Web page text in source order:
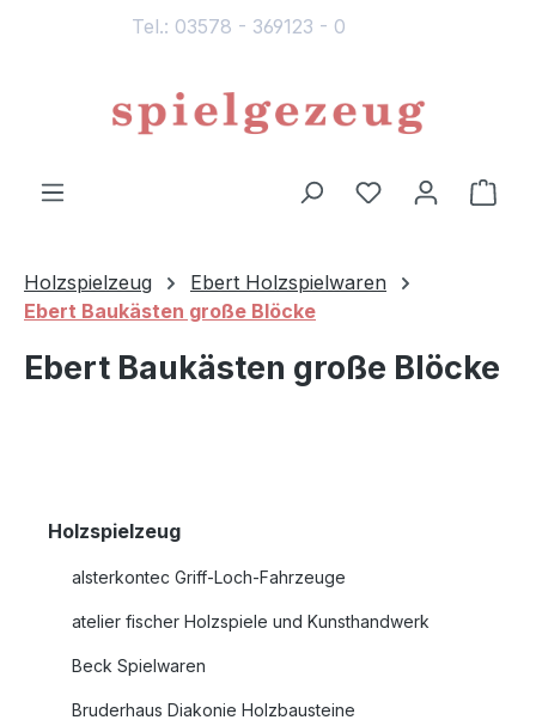
Tel.: 03578 - 369123 - 0
Du hast 0
Holzspielzeug
Ebert Holzspielwaren
Ebert Baukästen große Blöcke
Ebert Baukästen große Blöcke
Holzspielzeug
alsterkontec Griff-Loch-Fahrzeuge
atelier fischer Holzspiele und Kunsthandwerk
Beck Spielwaren
Bruderhaus Diakonie Holzbausteine